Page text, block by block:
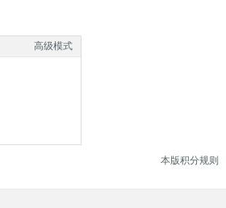
高级模式
本版积分规则